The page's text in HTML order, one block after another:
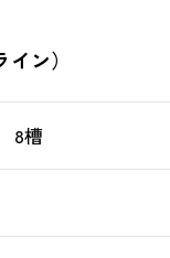
ン）
8槽